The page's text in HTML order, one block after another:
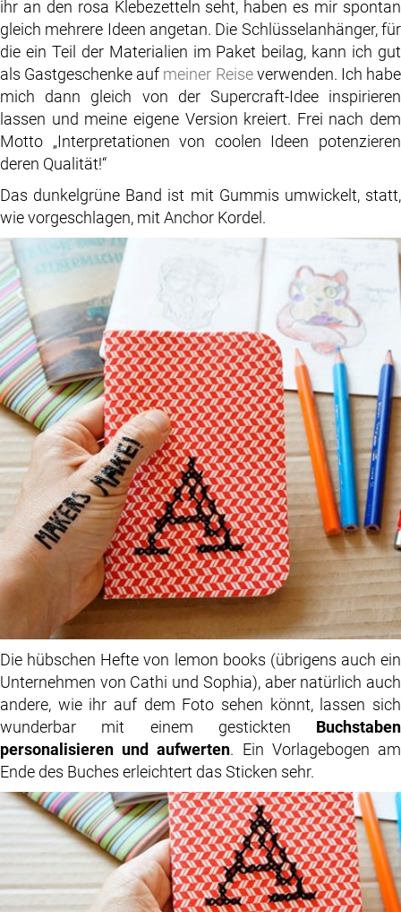
ihr an den rosa Klebezetteln seht, haben es mir spontan
gleich mehrere Ideen angetan. Die Schlüsselanhänger, für
die ein Teil der Materialien im Paket beilag, kann ich gut
als Gastgeschenke auf meiner Reiseverwenden. Ich habe
mich dann gleich von der Supercraft-Idee inspirieren
lassen und meine eigene Version kreiert. Frei nach dem
Motto „Interpretationen von coolen Ideen potenzieren
deren Qualität!“
Das dunkelgrüne Band ist mit Gummis umwickelt, statt,
wie vorgeschlagen, mit Anchor Kordel.
Die hübschen Hefte von lemon books (übrigens auch ein
Unternehmen von Cathi und Sophia), aber natürlich auch
andere, wie ihr auf dem Foto sehen könnt, lassen sich
wunderbar mit einem gestickten Buchstaben
personalisieren und aufwerten. Ein Vorlagebogen am
Ende des Buches erleichtert das Sticken sehr.